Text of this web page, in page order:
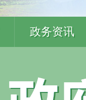
政务资讯